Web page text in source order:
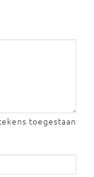
toegestaan